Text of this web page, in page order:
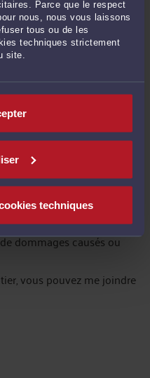
Parce que le respect
nous, nous vous laissons
tous ou de les
techniques strictement
site.
techniques
de débridage.
êtrepénalement
de nuire.
pour :
encourue,
parquet ou le tribunal,
poursuites,
dommages causés ou
vous pouvez me joindre